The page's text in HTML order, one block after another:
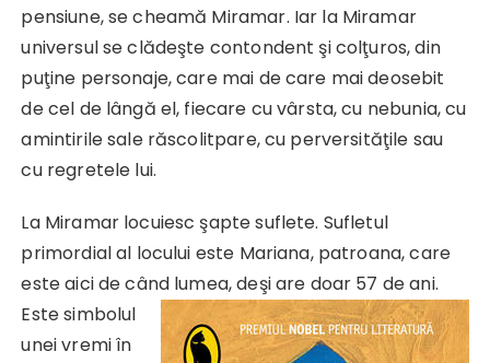
pensiune, se cheamă Miramar. Iar la Miramar
universul se clădeşte contondent şi colţuros, din
puţine personaje, care mai de care mai deosebit
de cel de lângă el, fiecare cu vârsta, cu nebunia, cu
amintirile sale răscolitpare, cu perversităţile sau
cu regretele lui.
La Miramar locuiesc şapte suflete. Sufletul
primordial al locului este Mariana, patroana, care
este aici de când lumea,deşi are doar 57 de ani.
Este simbolul
unei vremi în